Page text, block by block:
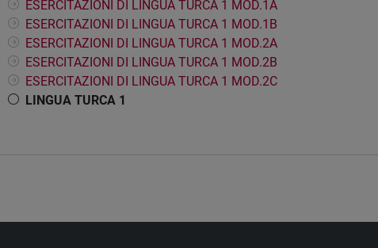
ESERCITAZIONI DI LINGUA TURCA 1 MOD.1A
ESERCITAZIONI DI LINGUA TURCA 1 MOD.1B
ESERCITAZIONI DI LINGUA TURCA 1 MOD.2A
ESERCITAZIONI DI LINGUA TURCA 1 MOD.2B
ESERCITAZIONI DI LINGUA TURCA 1 MOD.2C
LINGUA TURCA 1